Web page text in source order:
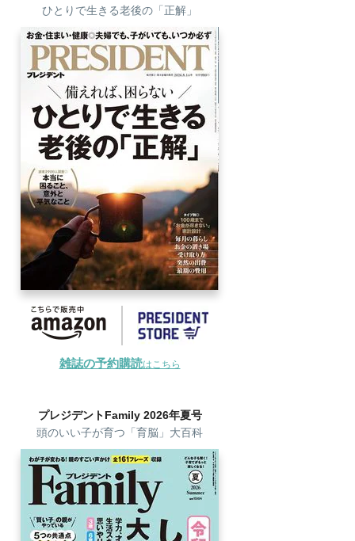
ひとりで生きる老後の「正解」
雑誌の予約購読はこちら
プレジデントFamily 2026年夏号
頭のいい子が育つ「育脳」大百科